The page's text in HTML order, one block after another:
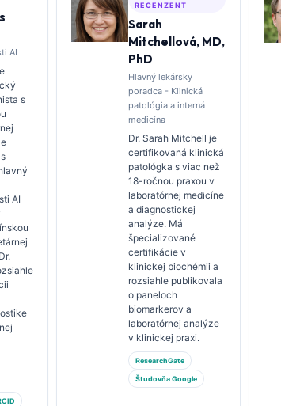
AI
s
AI
RECENZENT
Sarah
Mitchellová, MD,
PhD
Hlavný lekársky
poradca - Klinická
patológia a interná
medicína
Dr. Sarah Mitchell je
certifikovaná klinická
patológka s viac než
18-ročnou praxou v
laboratórnej medicíne
a diagnostickej
analýze. Má
špecializované
certifikácie v
klinickej biochémii a
rozsiahle publikovala
o paneloch
biomarkerov a
laboratórnej analýze
v klinickej praxi.
ResearchGate
Študovňa Google